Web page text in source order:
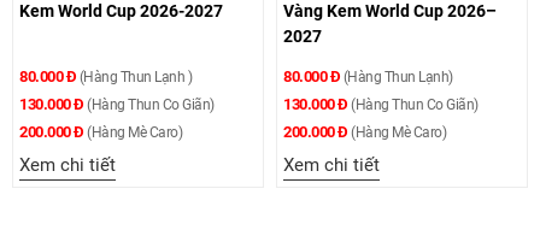
Kem World Cup 2026-2027
80.000 Đ (Hàng Thun Lạnh )
130.000 Đ (Hàng Thun Co Giãn)
200.000 Đ (Hàng Mè Caro)
Xem chi tiết
Vàng Kem World Cup 2026–
2027
80.000 Đ (Hàng Thun Lạnh)
130.000 Đ (Hàng Thun Co Giãn)
200.000 Đ (Hàng Mè Caro)
Xem chi tiết